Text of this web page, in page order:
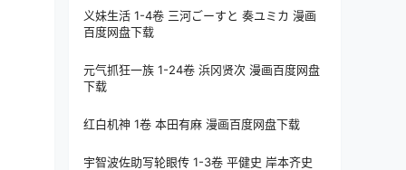
义妹生活 1-4卷 三河ごーすと 奏ユミカ 漫画
百度网盘下载
元气抓狂一族 1-24卷 浜冈贤次 漫画百度网盘
下载
红白机神 1卷 本田有麻 漫画百度网盘下载
宇智波佐助写轮眼传 1-3卷 平健史 岸本齐史